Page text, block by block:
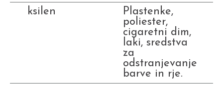
ksilen
Plastenke,
poliester,
cigaretni dim,
laki, sredstva
za
odstranjevanje
barve in rje.